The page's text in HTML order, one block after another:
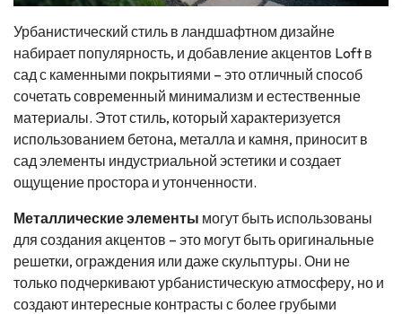
Урбанистический стиль в ландшафтном дизайне
набирает популярность, и добавление акцентов Loft в
сад с каменными покрытиями – это отличный способ
сочетать современный минимализм и естественные
материалы. Этот стиль, который характеризуется
использованием бетона, металла и камня, приносит в
сад элементы индустриальной эстетики и создает
ощущение простора и утонченности.
Металлические элементы могут быть использованы
для создания акцентов – это могут быть оригинальные
решетки, ограждения или даже скульптуры. Они не
только подчеркивают урбанистическую атмосферу, но и
создают интересные контрасты с более грубыми